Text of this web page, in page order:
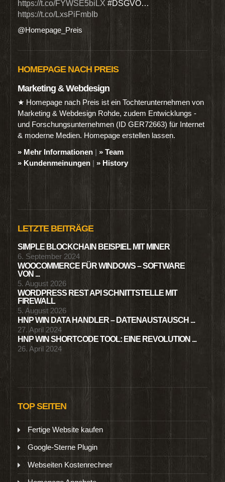
https://t.co/FYWSE5biLX #DSGVO…
https://t.co/LxsPiFmbIb
@Homepage_Preis
HOMEPAGE NACH PREIS
Marketing & Webdesign
★ Homepage nach Preis ist ein Tochterunternehmen von
Marketing & Webdesign Rohde, zudem Entwicklungs -
und Forschungsunternehmen (ID GER72663) für Internet
& moderne Medien. Homepage erstellen lassen.
» Mehr Informationen | » Team
» Kundenmeinungen | » History
LETZTE BEITRÄGE
SIMPLE BLOCKCHAIN BEISPIEL MIT MINER
6. September 2024
WOOCOMMERCE FÜR WINDOWS – SOFTWARE
VON ...
5. August 2026
WORDPRESS REST API SCHNITTSTELLE MIT
FIREWALL
5. August 2026
HNP WIN DATA HANDLER – DATENAUSTAUSCH ...
27. April 2024
HNP WIN SHORTCODE TOOL: EINE REVOLUTION ...
26. April 2024
TOP SEITEN
Fertige Website kaufen
Google-Sterne Plugin
Webseiten Kostenrechner